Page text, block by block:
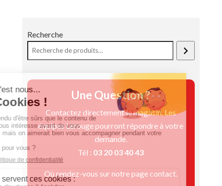
Recherche
Une Question ?
Contactez directement le magasin. Les
équipes Lerouge pourront répondre à votre
demande.
Tél : 03 20 03 40 43
Où rendez-vous sur notre page contact.